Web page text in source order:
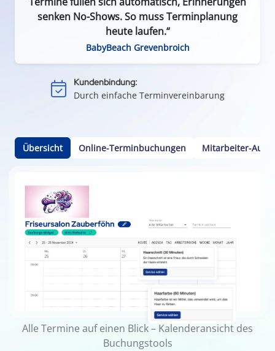
senken No-Shows. So muss Terminplanung
heute laufen.“
BabyBeach Grevenbroich
Effizient & zeitsparend:
Weniger Leerlauf durch Terminausfälle
Einfach & flexibel:
Keine App oder Installation nötig
Kundenbindung:
Durch einfache Terminvereinbarung
Übersicht Online-Terminbuchungen Mitarbeiter-
Alle Termine auf einen Blick – Kalenderansicht des
Buchungstools